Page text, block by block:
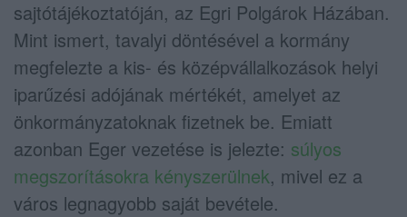
sajtótájékoztatóján, az Egri Polgárok Házában.
Mint ismert, tavalyi döntésével a kormány
megfelezte a kis- és középvállalkozások helyi
iparűzési adójának mértékét, amelyet az
önkormányzatoknak fizetnek be. Emiatt
azonban Eger vezetése is jelezte: súlyos
megszorításokra kényszerülnek, mivel ez a
város legnagyobb saját bevétele.